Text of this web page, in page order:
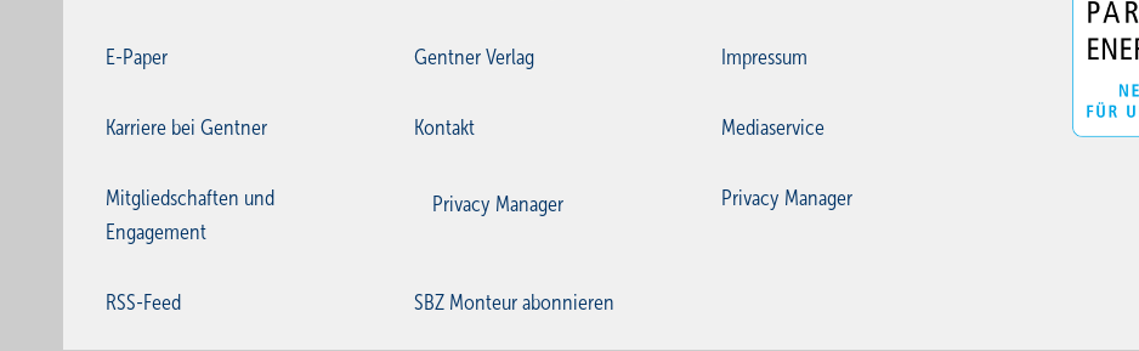
E-Paper Gentner Verlag Impressum
Karriere bei Gentner Kontakt Mediaservice
Mitgliedschaften und
Engagement
Privacy Manager Privacy Manager
RSS-Feed SBZ Monteur abonnieren